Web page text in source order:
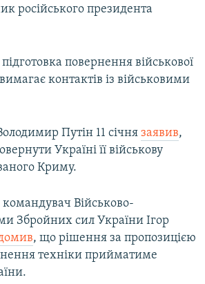
російського президента
повернення військової
контактів із військовими
Путін 11 січня заявив,
Україні її військову
Криму.
командувач Військово-
Збройних сил України Ігор
, що рішення за пропозицією
техніки прийматиме